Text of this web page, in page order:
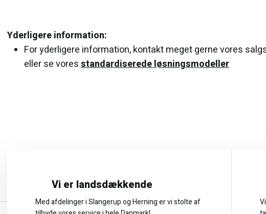
Yderligere information:
For yderligere information, kontakt meget gerne vores
​eller se voresstandardiserede løsningsmodeller
Vi er landsdækkende
Med afdelinger i Slangerup og Herning er vi stolte af